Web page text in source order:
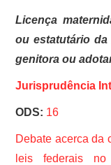
Licença
ou estatutário da
genitora ou
Jurisprudência
ODS: 16
Debate acerca da
leis federais